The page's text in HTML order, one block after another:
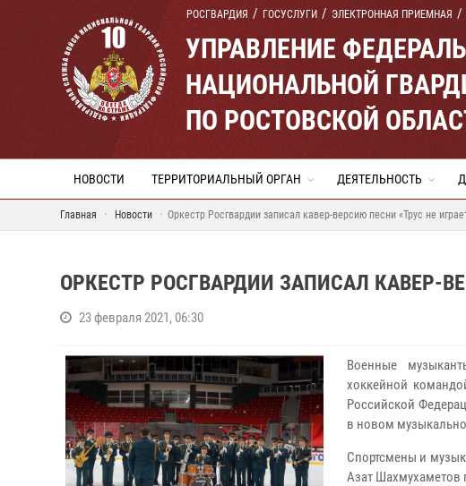
РОСГВАРДИЯ ГОСУСЛУГИ ЭЛЕКТРОННАЯ ПРИЕМНАЯ
УПРАВЛЕНИЕ
НАЦИОНАЛЬНОЙ
ПО РОСТОВСКОЙ
НОВОСТИ ТЕРРИТОРИАЛЬНЫЙ ОРГАН ДЕЯТЕЛЬНОСТЬ
Главная Новости Оркестр Росгвардии записал кавер-версию песни «Трус не
ОРКЕСТР РОСГВАРДИИ ЗАПИСАЛ КАВЕР-
23 февраля 2021, 06:30
Военные
хоккейной
Российской
в новом
Спортсмены и
Азат Шахмухаметов